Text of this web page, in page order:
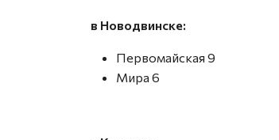
в Новодвинске:
Первомайская 9
Мира 6